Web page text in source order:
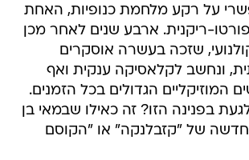
על רקע מלחמת כנופיות, האחת
ריקנית. ארבע שנים לאחר מכן
שזכה בעשרה אוסקרים
ונחשב לקלאסיקה ענקית ואף
המוזיקליים הגדולים בכל הזמנים.
בפנינה הזו? זה כאילו שבמאי בן
חדשה של "קזבלנקה" או "הקוסם